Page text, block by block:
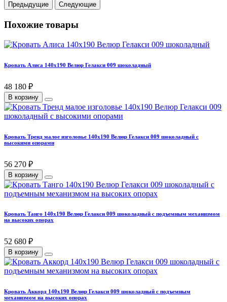
Предыдущие Следующие
Похожие товары
Кровать Алиса 140х190 Велюр Гелакси 009 шоколадный
48 180 ₽
В корзину
Кровать Тренд малое изголовье 140х190 Велюр Гелакси 009 шоколадный с
высокими опорами
56 270 ₽
В корзину
Кровать Танго 140х190 Велюр Гелакси 009 шоколадный с подъемным механизмом
на высоких опорах
52 680 ₽
В корзину
Кровать Аккорд 140х190 Велюр Гелакси 009 шоколадный с подъемным
механизмом на высоких опорах